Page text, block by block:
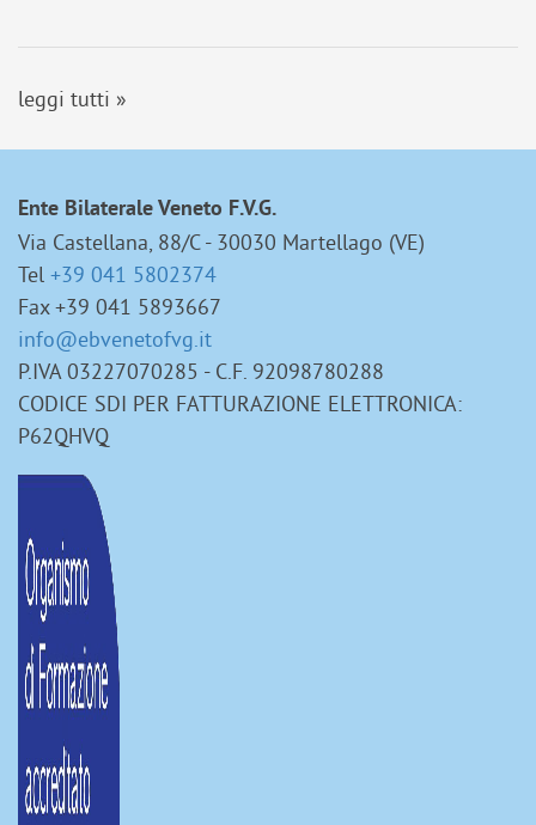
leggi tutti »
Ente Bilaterale Veneto F.V.G.
Via Castellana, 88/C - 30030 Martellago (VE)
Tel +39 041 5802374
Fax +39 041 5893667
info@ebvenetofvg.it
P.IVA 03227070285 - C.F. 92098780288
CODICE SDI PER FATTURAZIONE ELETTRONICA:
P62QHVQ